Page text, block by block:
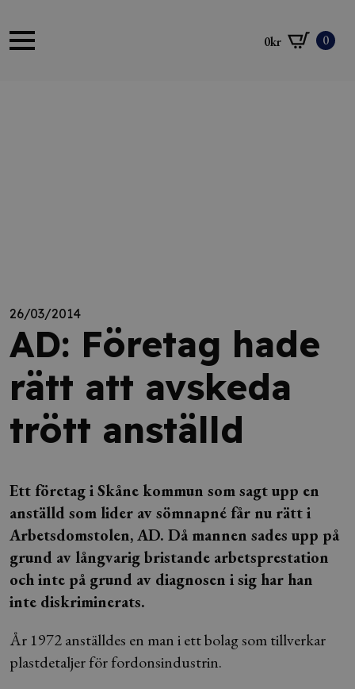
0kr 0
26/03/2014
AD: Företag hade
rätt att avskeda
trött anställd
Ett företag i Skåne kommun som sagt upp en
anställd som lider av sömnapné får nu rätt i
Arbetsdomstolen, AD. Då mannen sades upp på
grund av långvarig bristande arbetsprestation
och inte på grund av diagnosen i sig har han
inte diskriminerats.
År 1972 anställdes en man i ett bolag som tillverkar
plastdetaljer för fordonsindustrin.